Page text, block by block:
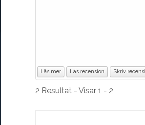
Läs mer Läs recension Skriv
2 Resultat - Visar 1 - 2